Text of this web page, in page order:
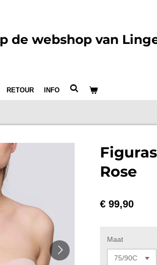
de webshop van
RETOUR INFO
Rose
€ 99,90
Maat